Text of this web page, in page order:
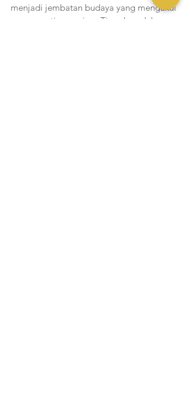
menjadi jembatan budaya yang mengakui
peran penting warisan Tionghoa dalam